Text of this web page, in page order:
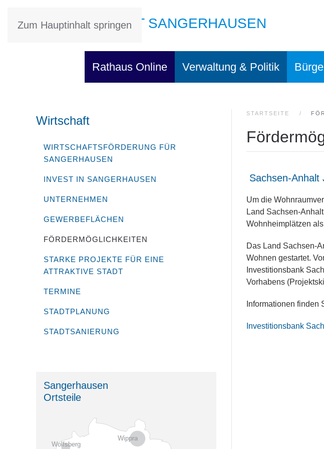
Zum Hauptinhalt springenSTADT SANGERHAUSEN
Rathaus Online Verwaltung & Politik
STARTSEITE
Sachsen-Anhalt
Um die
Land Sachsen-
Wohnheimplätzen
Das Land Sachsen-
Wohnen gestartet.
Investitionsbank
Vorhabens
Informationen finden
Investitionsbank
Wirtschaft
WIRTSCHAFTSFÖRDERUNG FÜR
SANGERHAUSEN
INVEST IN SANGERHAUSEN
UNTERNEHMEN
GEWERBEFLÄCHEN
FÖRDERMÖGLICHKEITEN
STARKE PROJEKTE FÜR EINE
ATTRAKTIVE STADT
TERMINE
STADTPLANUNG
STADTSANIERUNG
Sangerhausen
Ortsteile
Wippra
Wolfsberg